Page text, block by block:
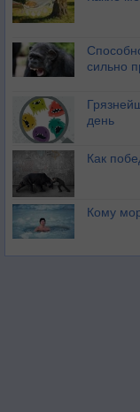
сильно
день
Как
Кому